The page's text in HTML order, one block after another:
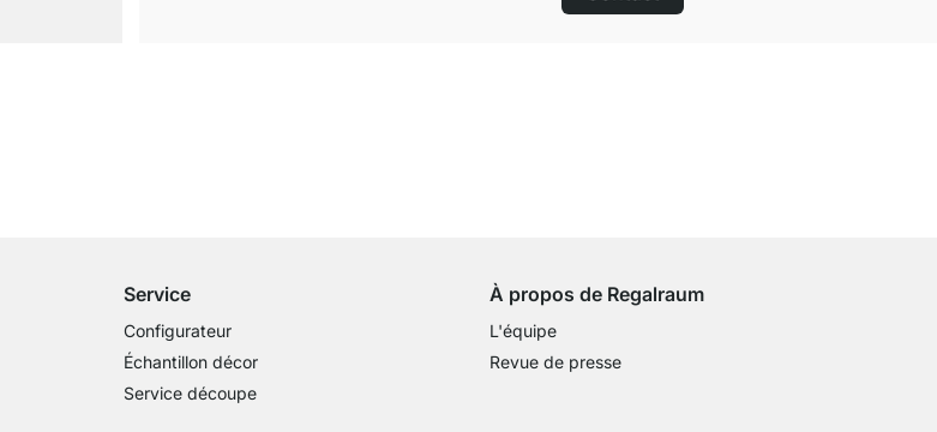
Service
Configurateur
Échantillon décor
Service découpe
À propos de Regalraum
L'équipe
Revue de presse